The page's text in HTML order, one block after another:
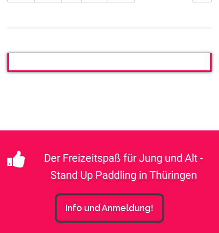
Der Freizeitspaß für Jung und Alt -
Stand Up Paddling in Thüringen
Info und Anmeldung!